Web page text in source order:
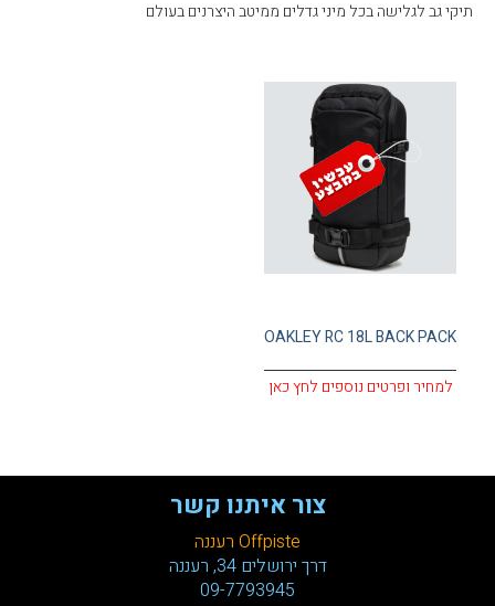
מועדון לקוחות
עגלת קניות
תיקי גב לגלישה בכל מיני גדלים ממיטב היצרנים בעולם
OAKLEY RC 18L BACK PACK
למחיר ופרטים נוספים לחץ כאן
צור איתנו קשר
Offpiste רעננה
דרך ירושלים 34, רעננה
09-7793945